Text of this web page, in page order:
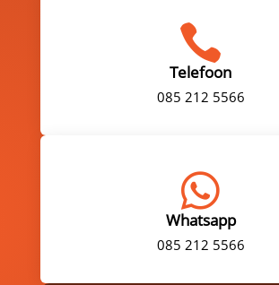

Telefoon
085 212 5566

Whatsapp
085 212 5566